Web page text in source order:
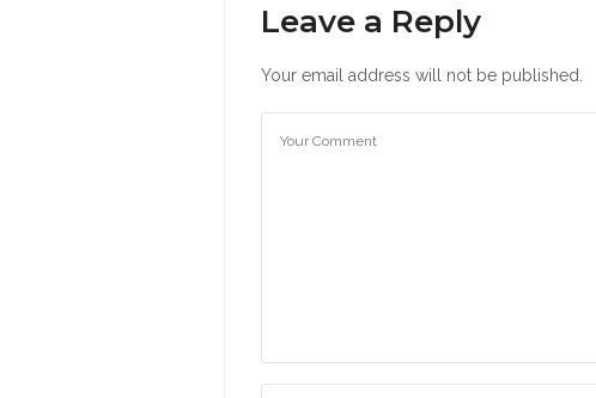
Leave a Reply
Your email address will not be published.